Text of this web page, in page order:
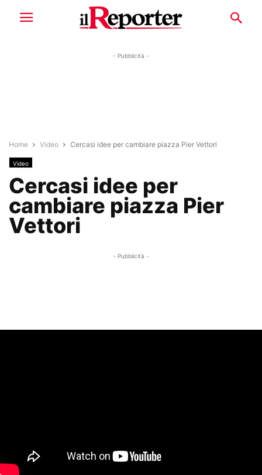
- Pubblicità -
Home Video Cercasi idee per cambiare piazza Pier Vettori
Video
Cercasi idee per
cambiare piazza Pier
Vettori
- Pubblicità -